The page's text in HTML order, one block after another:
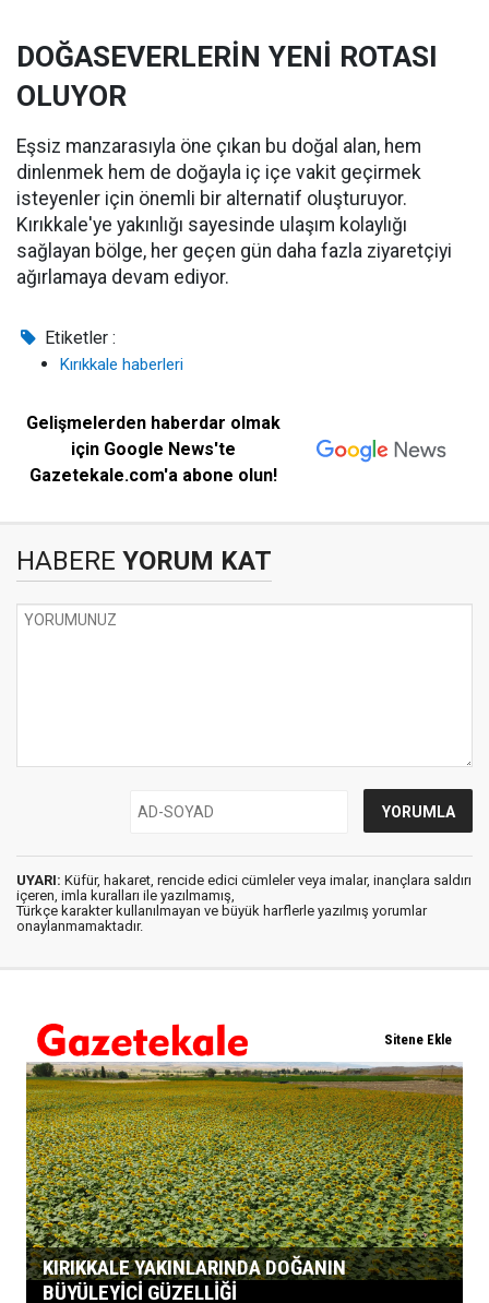
DOĞASEVERLERİN YENİ ROTASI
OLUYOR
Eşsiz manzarasıyla öne çıkan bu doğal alan, hem
dinlenmek hem de doğayla iç içe vakit geçirmek
isteyenler için önemli bir alternatif oluşturuyor.
Kırıkkale'ye yakınlığı sayesinde ulaşım kolaylığı
sağlayan bölge, her geçen gün daha fazla ziyaretçiyi
ağırlamaya devam ediyor.
Etiketler :
Kırıkkale haberleri
Gelişmelerden haberdar olmak
için Google News'te
Gazetekale.com'a abone olun!
HABERE YORUM KAT
UYARI: Küfür, hakaret, rencide edici cümleler veya imalar, inançlara saldırı
içeren, imla kuralları ile yazılmamış,
Türkçe karakter kullanılmayan ve büyük harflerle yazılmış yorumlar
onaylanmamaktadır.